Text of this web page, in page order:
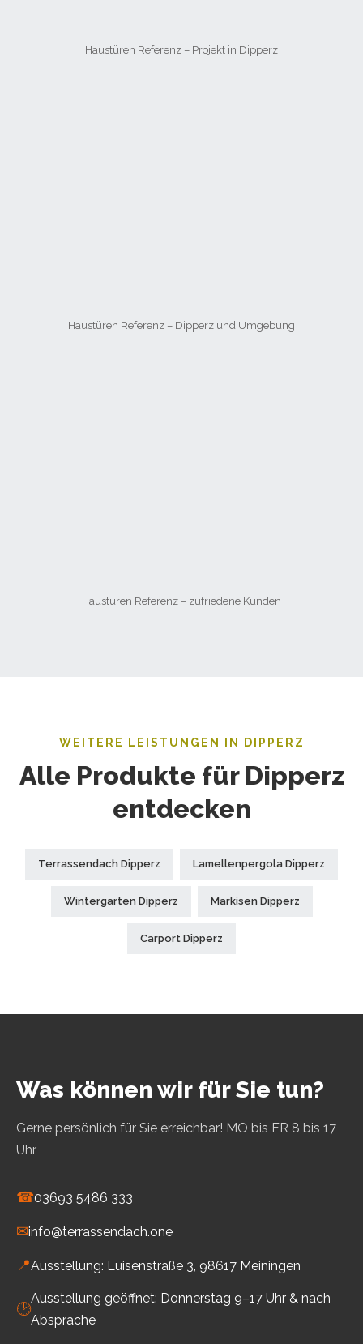
Haustüren Referenz – Projekt in Dipperz
Haustüren Referenz – Dipperz und Umgebung
Haustüren Referenz – zufriedene Kunden
WEITERE LEISTUNGEN IN DIPPERZ
Alle Produkte für Dipperz
entdecken
Terrassendach Dipperz Lamellenpergola Dipperz
Wintergarten Dipperz Markisen Dipperz
Carport Dipperz
Was können wir für Sie tun?
Gerne persönlich für Sie erreichbar! MO bis FR 8 bis 17
Uhr
☎03693 5486 333
✉info@terrassendach.one
📍Ausstellung: Luisenstraße 3, 98617 Meiningen
🕑
Ausstellung geöffnet: Donnerstag 9–17 Uhr & nach
Absprache